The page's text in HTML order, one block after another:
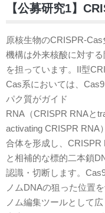
【公募研究1】
原核生物のCRISPR-Cas
機構は外来核酸に対する
を担っています。II型
Cas系においては、
パク質がガイド
RNA（CRISPR RNAと
activating CRISPR RNA
合体を形成し、CRISPR
と相補的な標的二本鎖
認識・切断します。
ノムDNAの狙った位置
ノム編集ツールとして